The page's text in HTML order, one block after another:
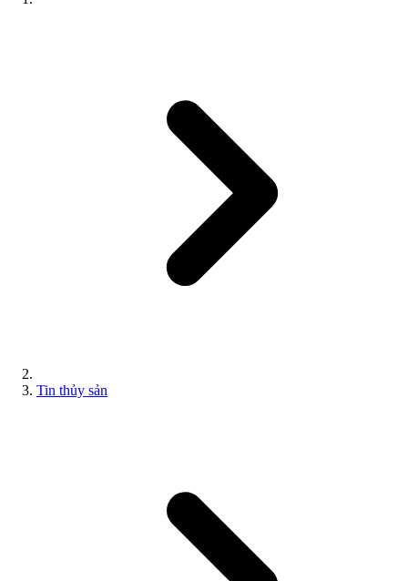
Tin thủy sản